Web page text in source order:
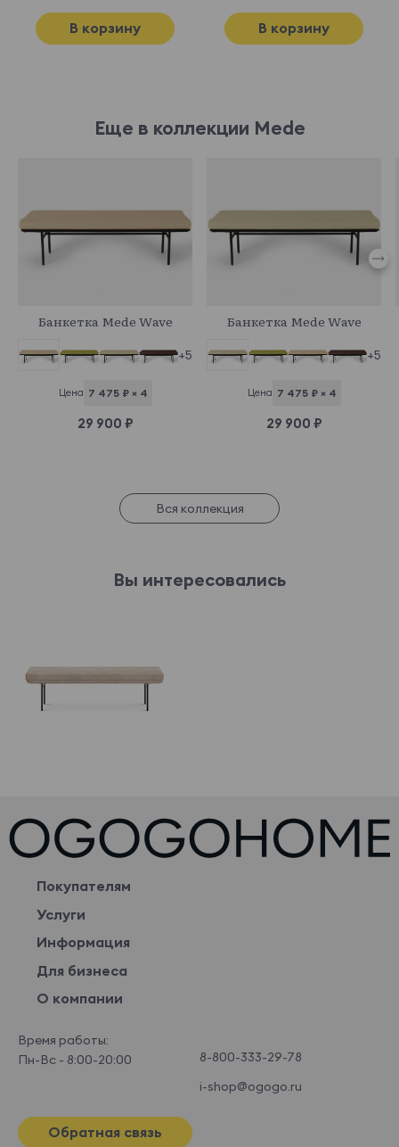
В корзину В корзину
Еще в коллекции Mede
Банкетка Mede Wave
+5
Цена 7 475 ₽ × 4
29 900 ₽
Банкетка Mede Wave
+5
Цена 7 475 ₽ × 4
29 900 ₽
Вся коллекция
Вы интересовались
Покупателям
Услуги
Информация
Для бизнеса
О компании
Время работы:
Пн-Вс - 8:00-20:00
8-800-333-29-78
i-shop@ogogo.ru
Обратная связь